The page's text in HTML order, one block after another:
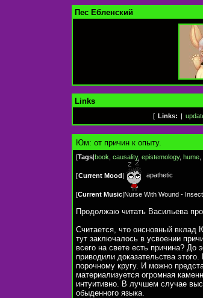
Пес Ебленский
Links
[ Links:
Юм: от причин к опыту.
[Tags|book causality, epistemology, hume
[Current Mood| apathetic
[Current Music|Nurse With Wound -
Продолжаю читать Васильева
Считается, что онсновный
тут заключалось в усвоении
всего на свете есть причина?
приводили доказательства
порочному кругу. И можно
материализуется огромная
интуитивно. В лучшем случае
обыденного языка.